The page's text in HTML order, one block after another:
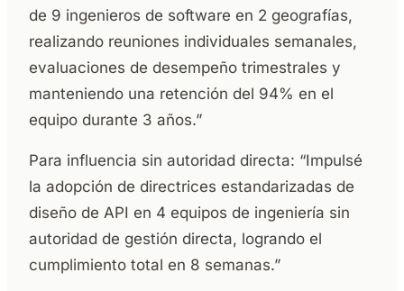
de 9 ingenieros de software en 2 geografías,
realizando reuniones individuales semanales,
evaluaciones de desempeño trimestrales y
manteniendo una retención del 94% en el
equipo durante 3 años.”
Para influencia sin autoridad directa: “Impulsé
la adopción de directrices estandarizadas de
diseño de API en 4 equipos de ingeniería sin
autoridad de gestión directa, logrando el
cumplimiento total en 8 semanas.”